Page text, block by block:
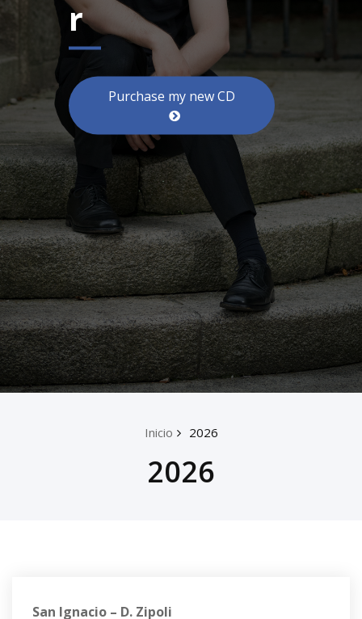
r
Purchase my new CD
Inicio 2026
2026
San Ignacio – D. Zipoli